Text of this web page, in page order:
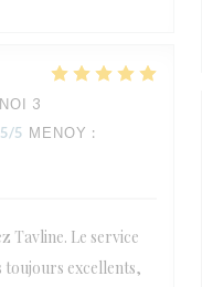
3
5/5 ΜΕΝΟΎ :
Tavline. Le service
toujours excellents,